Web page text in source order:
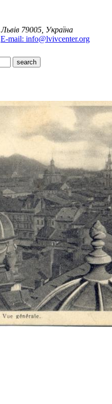
Львів 79005, Україна
E-mail: info@lvivcenter.org
search